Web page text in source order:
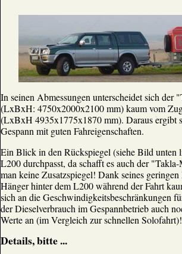
In seinen Abmessungen unterscheidet sich der
(LxBxH: 4750x2000x2100 mm) kaum vom
(LxBxH 4935x1775x1870 mm). Daraus ergibt
Gespann mit guten Fahreigenschaften.
Ein Blick in den Rückspiegel (siehe Bild unten
L200 durchpasst, da schafft es auch der
man keine Zusatzspiegel! Dank seines
Hänger hinter dem L200 während der Fahrt
sich an die Geschwindigkeitsbeschränkungen
der Dieselverbrauch im Gespannbetrieb auch
Werte an (im Vergleich zur schnellen Solofahrt)!
Details, bitte ...